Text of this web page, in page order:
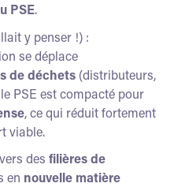
PSE.
y penser !) :
se déplace
de déchets (distributeurs,
PSE est compacté pour
, ce qui réduit fortement
viable.
des filières de
en nouvelle matière